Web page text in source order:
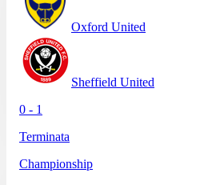
Oxford United
Sheffield United
0 - 1
Terminata
Championship